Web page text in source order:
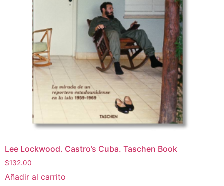
Lee Lockwood. Castro’s Cuba. Taschen Book
$132.00
Añadir al carrito